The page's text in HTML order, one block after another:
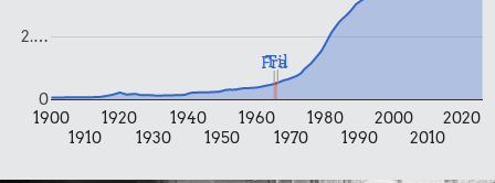
2,29 kr.
0,74 kr.
1900
1910
1920
1930
1940
1950
1960
1970
1980
1990
2000
2010
2020
0
2.…
Fra
Til